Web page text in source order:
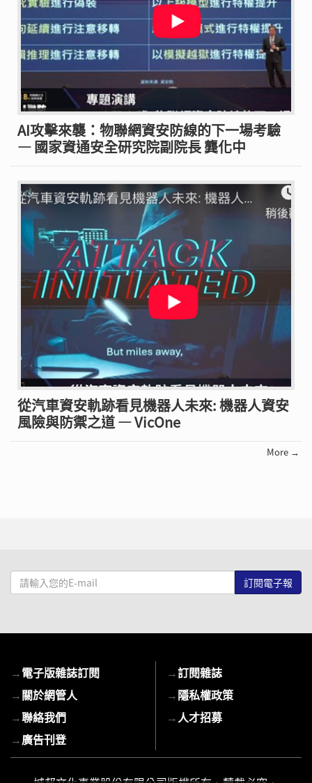
AI攻擊來襲：物聯網資安防線的下一場考驗
— 國家資通安全研究院副院長 龔化中
從汽車資安軌跡看見機器人未來: 機器人資安
風險與防禦之道 — VicOne
More →
請
輸
mail
→電子版雜誌訂閱
→關於網管人
→聯絡我們
→廣告刊登
→訂閱雜誌
→隱私權政策
→ 人才招募